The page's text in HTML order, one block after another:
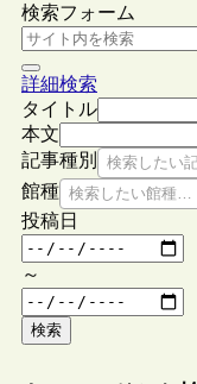
検索フォーム
詳細検索
タイトル
本文
記事種別
検索したい
館種 検索したい館種を
投稿日
～
検索